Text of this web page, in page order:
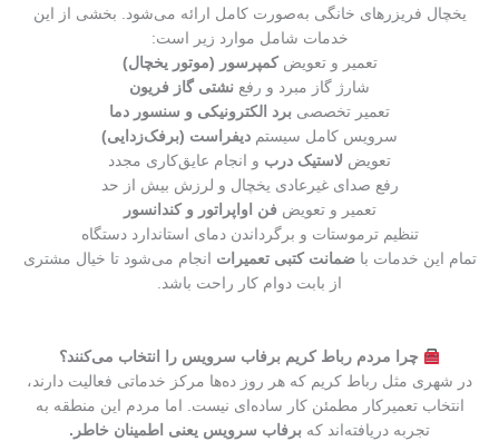
یخچال فریزرهای خانگی به‌صورت کامل ارائه می‌شود. بخشی از این
خدمات شامل موارد زیر است:
تعمیر و تعویضکمپرسور (موتور یخچال)
شارژ گاز مبرد و رفع نشتی گاز فریون
تعمیر تخصصی برد الکترونیکی و سنسور دما
سرویس کامل سیستم دیفراست (برفک‌زدایی)
تعویض لاستیک درب و انجام عایق‌کاری مجدد
رفع صدای غیرعادی یخچال و لرزش بیش از حد
تعمیر و تعویضفن اواپراتور و کندانسور
تنظیم ترموستات و برگرداندن دمای استاندارد دستگاه
تمام این خدمات باضمانت کتبی تعمیرات انجام می‌شود تا خیال مشتری
از بابت دوام کار راحت باشد.
چرا مردم رباط کریم برفاب سرویس را انتخاب می‌کنند؟
در شهری مثل رباط کریم که هر روز ده‌ها مرکز خدماتی فعالیت دارند،
انتخاب تعمیرکار مطمئن کار ساده‌ای نیست. اما مردم این منطقه به
تجربه دریافته‌اند که برفاب سرویس یعنی اطمینان خاطر.